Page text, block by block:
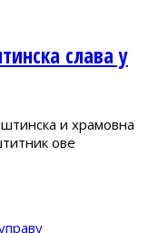
слава у
и храмовна
ове